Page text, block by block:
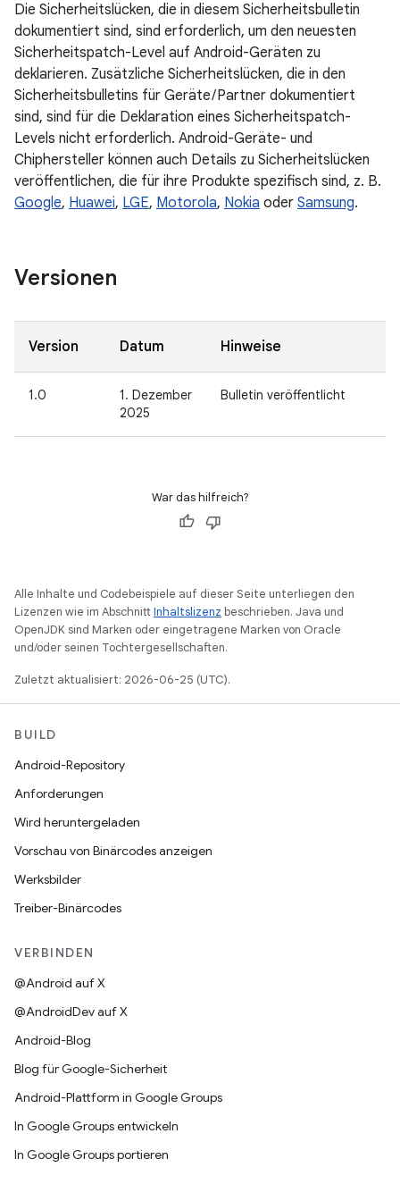
Die Sicherheitslücken, die in diesem Sicherheitsbulletin
dokumentiert sind, sind erforderlich, um den neuesten
Sicherheitspatch-Level auf Android-Geräten zu
deklarieren. Zusätzliche Sicherheitslücken, die in den
Sicherheitsbulletins für Geräte / Partner dokumentiert
sind, sind für die Deklaration eines Sicherheitspatch-
Levels nicht erforderlich. Android-Geräte- und
Chiphersteller können auch Details zu Sicherheitslücken
veröffentlichen, die für ihre Produkte spezifisch sind, z. B.
Google, Huawei, LGE, Motorola, Nokia oder Samsung.
Versionen
Version Datum Hinweise
1.0
1. Dezember
2025
Bulletin veröffentlicht
War das hilfreich?
Alle Inhalte und Codebeispiele auf dieser Seite unterliegen den
Lizenzen wie im AbschnittInhaltslizenz beschrieben. Java und
OpenJDK sind Marken oder eingetragene Marken von Oracle
und/oder seinen Tochtergesellschaften.
Zuletzt aktualisiert: 2026-06-25 (UTC).
BUILD
Android-Repository
Anforderungen
Wird heruntergeladen
Vorschau von Binärcodes anzeigen
Werksbilder
Treiber-Binärcodes
VERBINDEN
@Android auf X
@AndroidDev auf X
Android-Blog
Blog für Google-Sicherheit
Android-Plattform in Google Groups
In Google Groups entwickeln
In Google Groups portieren